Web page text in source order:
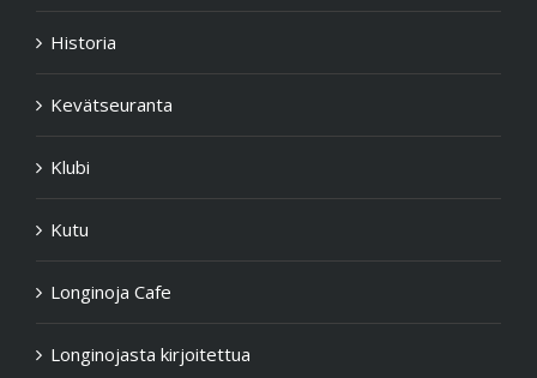
Historia
Kevätseuranta
Klubi
Kutu
Longinoja Cafe
Longinojasta kirjoitettua